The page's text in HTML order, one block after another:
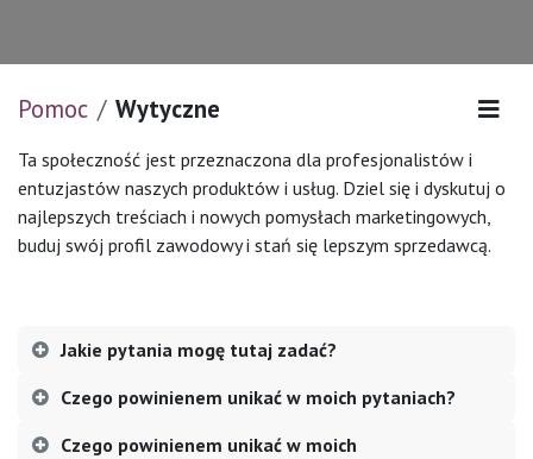
Pomoc Wytyczne
Ta społeczność jest przeznaczona dla profesjonalistów i
entuzjastów naszych produktów i usług. Dziel się i dyskutuj o
najlepszych treściach i nowych pomysłach marketingowych,
buduj swój profil zawodowy i stań się lepszym sprzedawcą.
Jakie pytania mogę tutaj zadać?
Czego powinienem unikać w moich pytaniach?
Czego powinienem unikać w moich